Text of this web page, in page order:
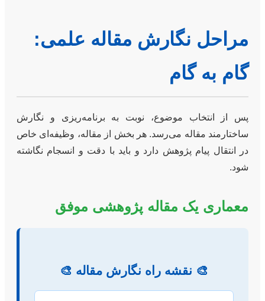
مراحل نگارش مقاله علمی:
گام به گام
پس از انتخاب موضوع، نوبت به برنامه‌ریزی و نگارش
ساختارمند مقاله می‌رسد. هر بخش از مقاله، وظیفه‌ای خاص
در انتقال پیام پژوهش دارد و باید با دقت و انسجام نگاشته
شود.
معماری یک مقاله پژوهشی موفق
🎨 نقشه راه نگارش مقاله 🎨